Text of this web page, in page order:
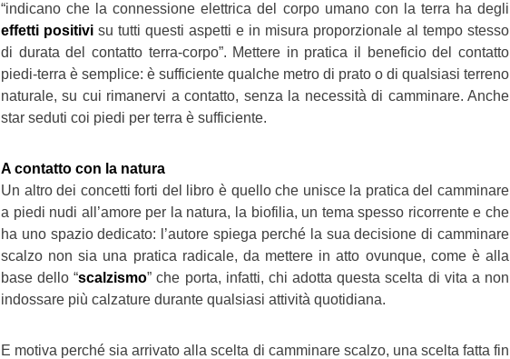
“indicano che la connessione elettrica del corpo umano con la terra ha degli
effetti positivi su tutti questi aspetti e in misura proporzionale al tempo stesso
di durata del contatto terra-corpo”. Mettere in pratica il beneficio del contatto
piedi-terra è semplice: è sufficiente qualche metro di prato o di qualsiasi terreno
naturale, su cui rimanervi a contatto, senza la necessità di camminare. Anche
star seduti coi piedi per terra è sufficiente.
A contatto con la natura
Un altro dei concetti forti del libro è quello che unisce la pratica del camminare
a piedi nudi all’amore per la natura, la biofilia, un tema spesso ricorrente e che
ha uno spazio dedicato: l’autore spiega perché la sua decisione di camminare
scalzo non sia una pratica radicale, da mettere in atto ovunque, come è alla
base dello “scalzismo” che porta, infatti, chi adotta questa scelta di vita a non
indossare più calzature durante qualsiasi attività quotidiana.
E motiva perché sia arrivato alla scelta di camminare scalzo, una scelta fatta fin